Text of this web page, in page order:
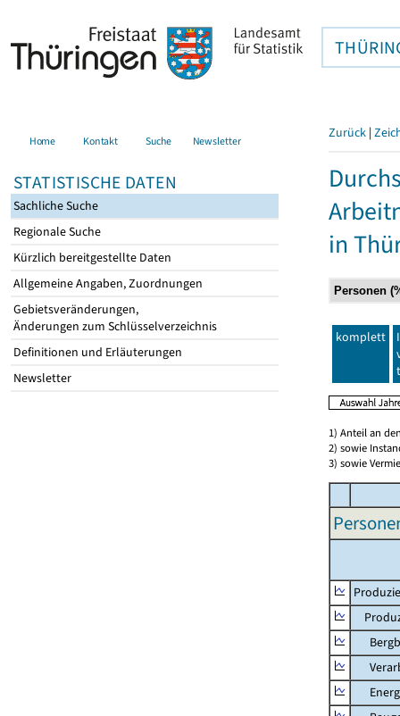
Home Kontakt Suche Newsletter
STATISTISCHE DATEN
Sachliche Suche
Regionale Suche
Kürzlich bereitgestellte Daten
Allgemeine Angaben, Zuordnungen
Gebietsveränderungen,
Änderungen zum Schlüsselverzeichnis
Definitionen und Erläuterungen
Newsletter
Zurück |
in
komplett
1) Anteil an
2) sowie
3) sowie